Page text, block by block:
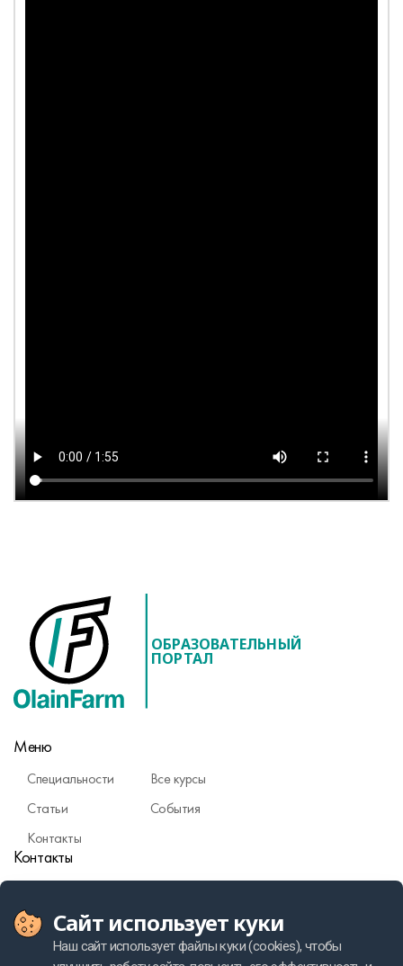
Сайт использует куки
Наш сайт использует файлы куки (cookies), чтобы
ОБРАЗОВАТЕЛЬНЫЙ
ПОРТАЛ
Меню
Специальности
Все курсы
Статьи
События
Контакты
Контакты
Политика персональных данных